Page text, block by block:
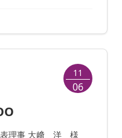
11
06
表理事 大﨑 洋 様